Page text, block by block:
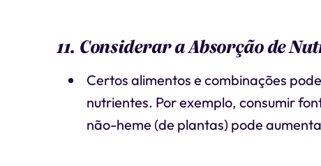
11. Considerar a Absorção de
Certos alimentos e combinações
nutrientes. Por exemplo, consumir
não-heme (de plantas) pode